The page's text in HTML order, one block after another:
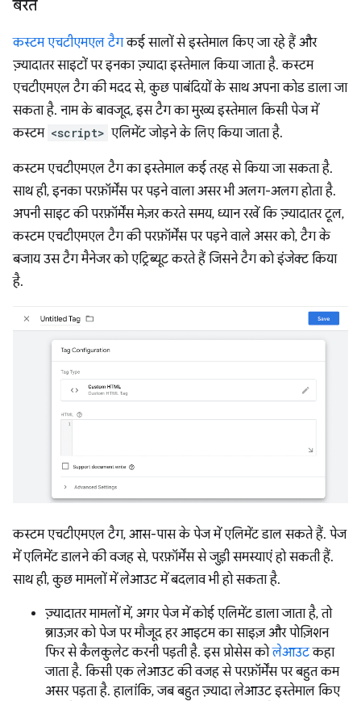
बरतें
कस्टम एचटीएमएल टैगकई सालों से इस्तेमाल किए जा रहे हैं और
ज़्यादातर साइटों पर इनका ज़्यादा इस्तेमाल किया जाता है. कस्टम
एचटीएमएल टैग की मदद से, कुछ पाबंदियों के साथ अपना कोड डाला जा
सकता है. नाम के बावजूद, इस टैग का मुख्य इस्तेमाल किसी पेज में
कस्टम <script> एलिमेंट जोड़ने के लिए किया जाता है.
कस्टम एचटीएमएल टैग का इस्तेमाल कई तरह से किया जा सकता है.
साथ ही, इनका परफ़ॉर्मेंस पर पड़ने वाला असर भी अलग-अलग होता है.
अपनी साइट की परफ़ॉर्मेंस मेज़र करते समय, ध्यान रखें कि ज़्यादातर टूल,
कस्टम एचटीएमएल टैग की परफ़ॉर्मेंस पर पड़ने वाले असर को, टैग के
बजाय उस टैग मैनेजर को एट्रिब्यूट करते हैं जिसने टैग को इंजेक्ट किया
है.
कस्टम एचटीएमएल टैग, आस-पास के पेज में एलिमेंट डाल सकते हैं. पेज
में एलिमेंट डालने की वजह से, परफ़ॉर्मेंस से जुड़ी समस्याएं हो सकती हैं.
साथ ही, कुछ मामलों में लेआउट में बदलाव भी हो सकता है.
ज़्यादातर मामलों में, अगर पेज में कोई एलिमेंट डाला जाता है, तो
ब्राउज़र को पेज पर मौजूद हर आइटम का साइज़ और पोज़िशन
फिर से कैलकुलेट करनी पड़ती है. इस प्रोसेस कोलेआउटकहा
जाता है. किसी एक लेआउट की वजह से परफ़ॉर्मेंस पर बहुत कम
असर पड़ता है. हालांकि, जब बहुत ज़्यादा लेआउट इस्तेमाल किए